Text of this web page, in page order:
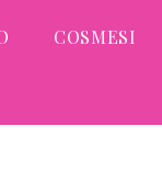
COSMESI